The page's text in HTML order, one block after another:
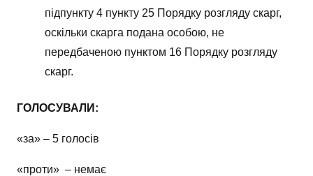
підпункту 4 пункту 25 Порядку розгляду скарг,
оскільки скарга подана особою, не
передбаченою пунктом 16 Порядку розгляду
скарг.
ГОЛОСУВАЛИ:
«за» – 5 голосів
«проти» – немає